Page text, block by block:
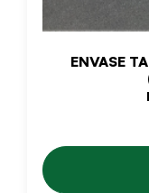
ENVASE